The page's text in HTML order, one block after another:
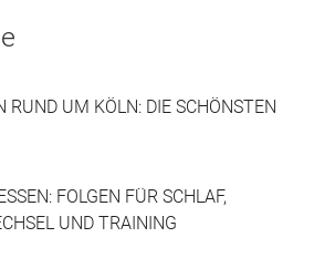
RUND UM KÖLN: DIE SCHÖNSTEN
FOLGEN FÜR SCHLAF,
UND TRAINING